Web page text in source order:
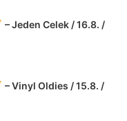
– Jeden Celek / 16.8. /
– Vinyl Oldies / 15.8. /